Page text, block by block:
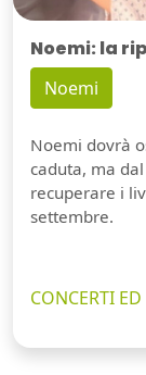
Noemi: la
Noemi
Noemi dovrà
caduta, ma
recuperare i
settembre.
CONCERTI